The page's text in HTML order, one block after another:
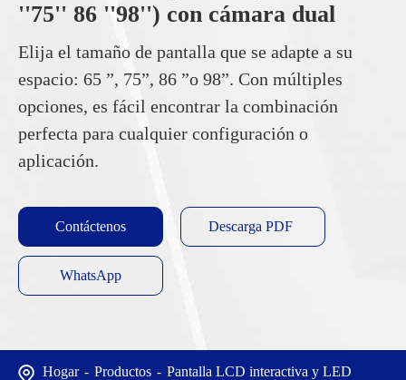
''75'' 86 ''98'') con cámara dual
Elija el tamaño de pantalla que se adapte a su
espacio: 65 ”, 75”, 86 ”o 98”. Con múltiples
opciones, es fácil encontrar la combinación
perfecta para cualquier configuración o
aplicación.
Contáctenos Descarga PDF
WhatsApp
Hogar Productos
Pantalla LCD interactiva y LED